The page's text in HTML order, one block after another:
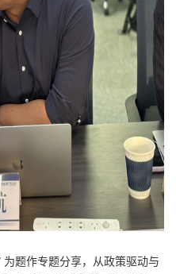
题作专题分享，从政策驱动与